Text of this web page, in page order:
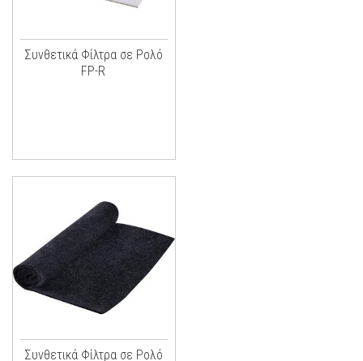
Συνθετικά Φίλτρα σε Ρολό
FP-R
Συνθετικά Φίλτρα σε Ρολό